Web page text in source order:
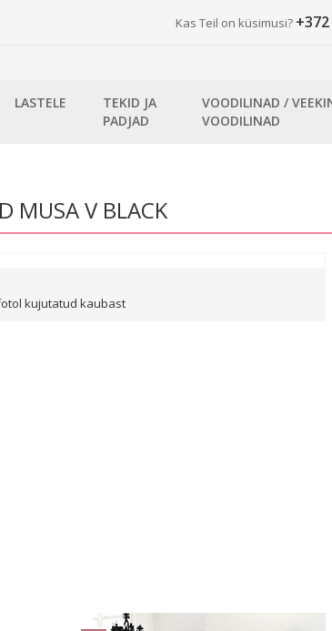
Kas Teil on küsimusi?
LASTELE
TEKID JA
PADJAD
VOODILINAD /
VOODILINAD
MUSA V BLACK
kujutatud kaubast